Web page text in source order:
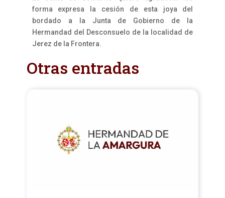
forma expresa la cesión de esta joya del
bordado a la Junta de Gobierno de la
Hermandad del Desconsuelo de la localidad de
Jerez de la Frontera.
Otras entradas